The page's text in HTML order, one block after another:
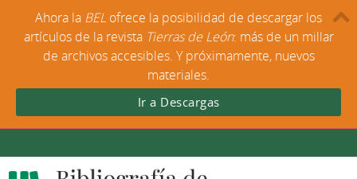
Ahora la BEL ofrece la posibilidad de descargar los
artículos de la revista Tierras de León: más de un millar
de archivos accesibles. Y próximamente, nuevos
materiales.
Ir a Descargas